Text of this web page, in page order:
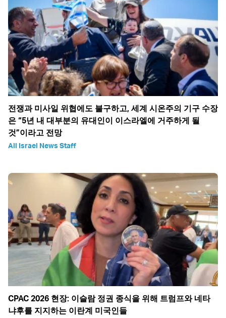
전쟁과 미사일 위협에도 불구하고, 세계 시온주의 기구 수장
은 “5년 내 대부분의 유대인이 이스라엘에 거주하게 될
것”이라고 전망
All Israel News Staff
CPAC 2026 현장: 이슬람 정권 종식을 위해 트럼프와 네타
냐후를 지지하는 이란계 미국인들